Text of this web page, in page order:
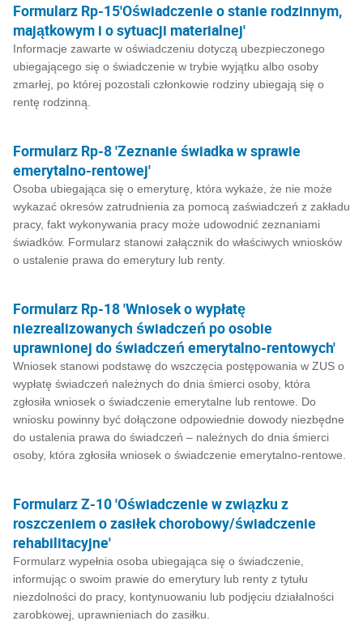
Formularz Rp-15'Oświadczenie o stanie rodzinnym,
majątkowym i o sytuacji materialnej'
Informacje zawarte w oświadczeniu dotyczą ubezpieczonego
ubiegającego się o świadczenie w trybie wyjątku albo osoby
zmarłej, po której pozostali członkowie rodziny ubiegają się o
rentę rodzinną.
Formularz Rp-8 'Zeznanie świadka w sprawie
emerytalno-rentowej'
Osoba ubiegająca się o emeryturę, która wykaże, że nie może
wykazać okresów zatrudnienia za pomocą zaświadczeń z zakładu
pracy, fakt wykonywania pracy może udowodnić zeznaniami
świadków. Formularz stanowi załącznik do właściwych wniosków
o ustalenie prawa do emerytury lub renty.
Formularz Rp-18 'Wniosek o wypłatę
niezrealizowanych świadczeń po osobie
uprawnionej do świadczeń emerytalno-rentowych'
Wniosek stanowi podstawę do wszczęcia postępowania w ZUS o
wypłatę świadczeń należnych do dnia śmierci osoby, która
zgłosiła wniosek o świadczenie emerytalne lub rentowe. Do
wniosku powinny być dołączone odpowiednie dowody niezbędne
do ustalenia prawa do świadczeń – należnych do dnia śmierci
osoby, która zgłosiła wniosek o świadczenie emerytalno-rentowe.
Formularz Z-10 'Oświadczenie w związku z
roszczeniem o zasiłek chorobowy/świadczenie
rehabilitacyjne'
Formularz wypełnia osoba ubiegająca się o świadczenie,
informując o swoim prawie do emerytury lub renty z tytułu
niezdolności do pracy, kontynuowaniu lub podjęciu działalności
zarobkowej, uprawnieniach do zasiłku.